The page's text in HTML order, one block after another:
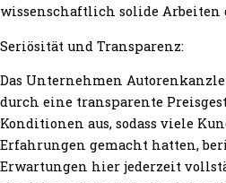
wissenschaftlich solide Arbeiten
Seriösität und Transparenz:
Das Unternehmen
durch eine transparente
Konditionen aus, sodass viele
Erfahrungen gemacht hatten,
Erwartungen hier jederzeit